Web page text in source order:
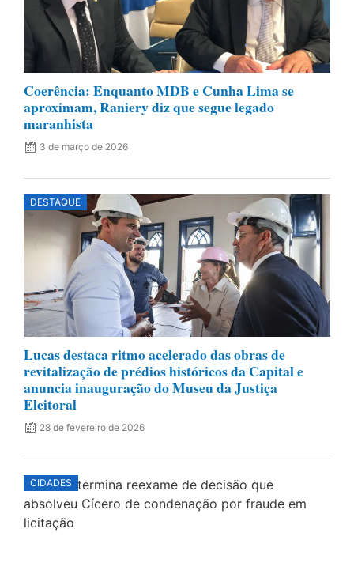
Coerência: Enquanto MDB e Cunha Lima se
aproximam, Raniery diz que segue legado
maranhista
3 de março de 2026
DESTAQUE
Lucas destaca ritmo acelerado das obras de
revitalização de prédios históricos da Capital e
anuncia inauguração do Museu da Justiça
Eleitoral
28 de fevereiro de 2026
CIDADES